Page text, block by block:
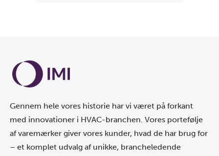
Gennem hele vores historie har vi været på forkant
med innovationer i HVAC-branchen. Vores portefølje
af varemærker giver vores kunder, hvad de har brug for
– et komplet udvalg af unikke, brancheledende